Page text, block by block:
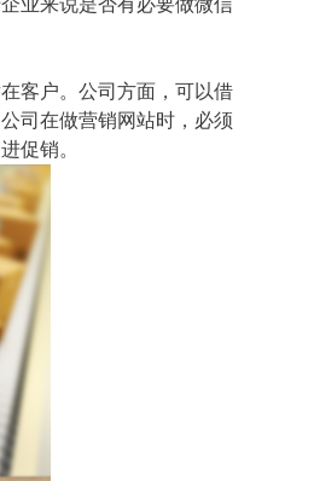
业来说是否有必要做微信
客户。公司方面，可以借
司在做营销网站时，必须
促销。